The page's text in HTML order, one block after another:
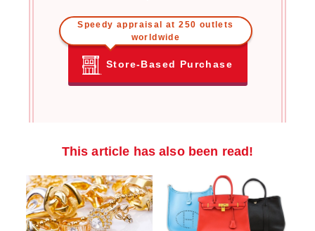
Speedy appraisal at 250 outlets
worldwide
Store-Based Purchase
This article has also been read!